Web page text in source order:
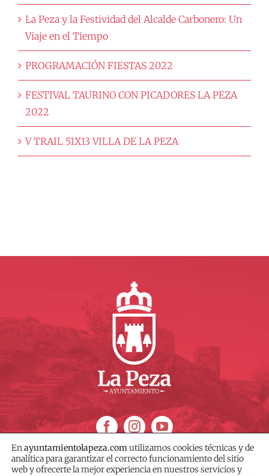
La Peza y la Festividad del Alcalde Carbonero: Un
Viaje en el Tiempo
PROGRAMACIÓN FIESTAS 2022
FESTIVAL TAURINO CON PICADORES LA PEZA
2022
V TRAIL 51X13 VILLA DE LA PEZA
Enayuntamientolapeza.comutilizamos cookies técnicas y de
analítica para garantizar el correcto funcionamiento del sitio
web y ofrecerte la mejor experiencia en nuestros servicios y